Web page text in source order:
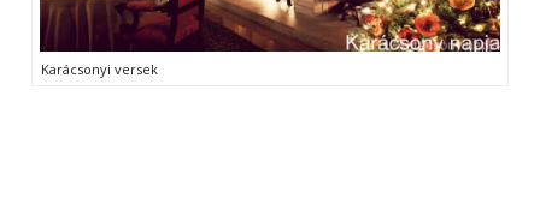
Karácsonyi versek